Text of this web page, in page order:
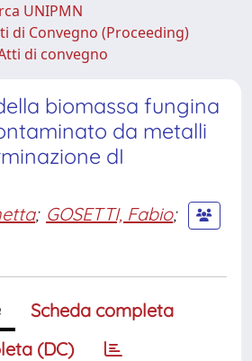
UNIPMN
di Convegno (Proceeding)
di convegno
biomassa fungina
da metalli
dI
; GOSETTI, Fabio;
Scheda completa
(DC)